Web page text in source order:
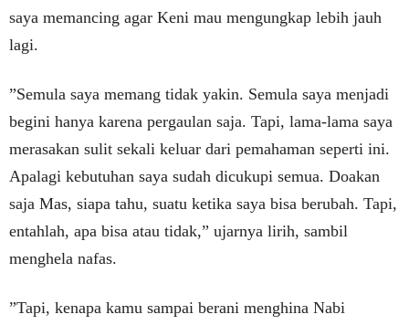
saya memancing agar Keni mau mengungkap lebih jauh
lagi.
”Semula saya memang tidak yakin. Semula saya menjadi
begini hanya karena pergaulan saja. Tapi, lama-lama saya
merasakan sulit sekali keluar dari pemahaman seperti ini.
Apalagi kebutuhan saya sudah dicukupi semua. Doakan
saja Mas, siapa tahu, suatu ketika saya bisa berubah. Tapi,
entahlah, apa bisa atau tidak,” ujarnya lirih, sambil
menghela nafas.
”Tapi, kenapa kamu sampai berani menghina Nabi